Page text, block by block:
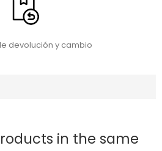
devolución y cambio
in the same